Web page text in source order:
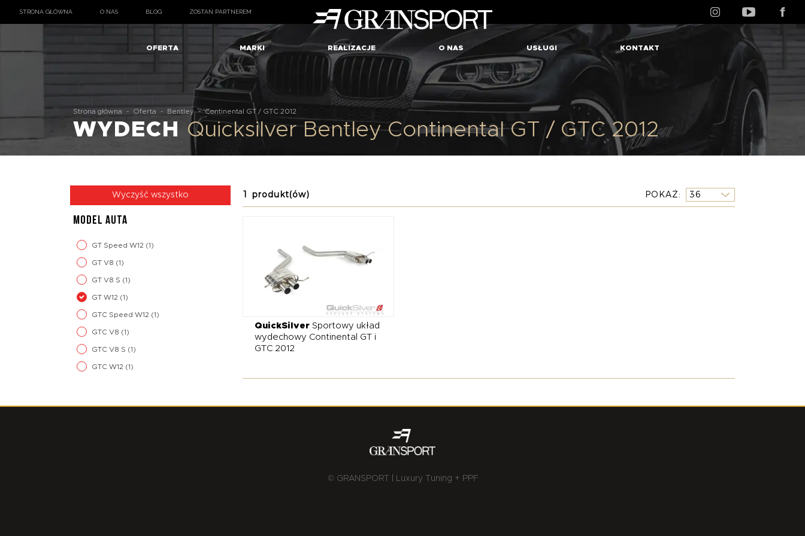
STRONA GŁÓWNA O NAS BLOG ZOSTAŃ PARTNEREM
OFERTA MARKI REALIZACJE O NAS USŁUGI KONTAKT
Strona główna - Oferta - Bentley - Continental GT / GTC 2012
WYDECH Quicksilver Bentley Continental GT / GTC 2012
Wyczyść wszystko
MODEL AUTA
GT Speed W12 (1)
GT V8 (1)
GT V8 S (1)
GT W12 (1)
GTC Speed W12 (1)
GTC V8 (1)
GTC V8 S (1)
GTC W12 (1)
1 produkt(ów) POKAŻ
QuickSilverSportowy układ
wydechowy Continental GT i
GTC 2012
© GRANSPORT | Luxury Tuning + PPF